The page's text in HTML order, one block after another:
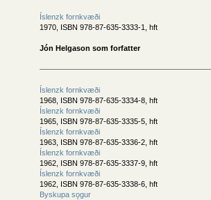
Íslenzk fornkvæði
1970, ISBN 978-87-635-3333-1, hft
Jón Helgason som forfatter
Íslenzk fornkvæði
1968, ISBN 978-87-635-3334-8, hft
Íslenzk fornkvæði
1965, ISBN 978-87-635-3335-5, hft
Íslenzk fornkvæði
1963, ISBN 978-87-635-3336-2, hft
Íslenzk fornkvæði
1962, ISBN 978-87-635-3337-9, hft
Íslenzk fornkvæði
1962, ISBN 978-87-635-3338-6, hft
Byskupa sǫgur